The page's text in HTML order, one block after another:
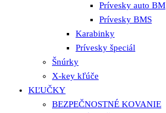
Prívesky auto BM
Prívesky BMS
Karabinky
Prívesky špeciál
Šnúrky
X-key kľúče
KĽUČKY
BEZPEČNOSTNÉ KOVANIE